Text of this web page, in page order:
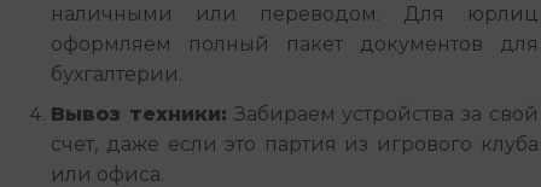
наличными или переводом. Для юрлиц
оформляем полный пакет документов для
бухгалтерии.
Вывоз техники: Забираем устройства за свой
счет, даже если это партия из игрового клуба
или офиса.